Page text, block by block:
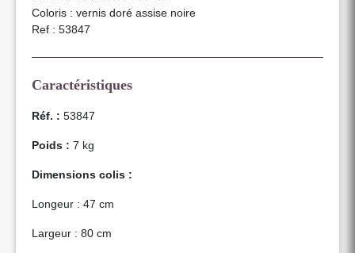
Coloris : vernis doré assise noire
Ref : 53847
Caractéristiques
Réf. : 53847
Poids : 7 kg
Dimensions colis :
Longeur : 47 cm
Largeur : 80 cm